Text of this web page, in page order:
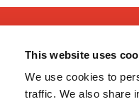
This website uses
We use cookies to
traffic. We also share